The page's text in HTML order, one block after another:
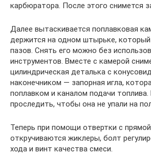
карбюратора. После этого снимется
Далее вытаскивается поплавковая
держится на одном штырьке,
пазов. Снять его можно без
инструментов. Вместе с камерой
цилиндрическая деталька с
наконечником — запорная игла,
поплавком и каналом подачи
проследить, чтобы она не упали на
Теперь при помощи отвертки с
откручиваются жиклеры, болт
хода и винт качества смеси.